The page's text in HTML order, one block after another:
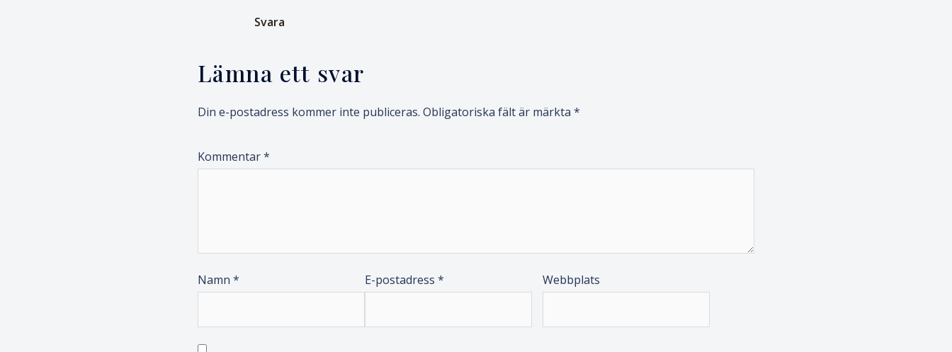
Svara
Lämna ett svar
Din e-postadress kommer inte publiceras. Obligatoriska fält är märkta *
Kommentar*
Namn * E-postadress * Webbplats